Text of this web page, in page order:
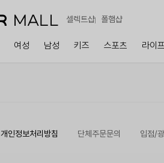
셀렉트샵 폴햄샵
여성 남성 키즈 스포츠 라이프
개인정보처리방침 단체주문문의 입점/